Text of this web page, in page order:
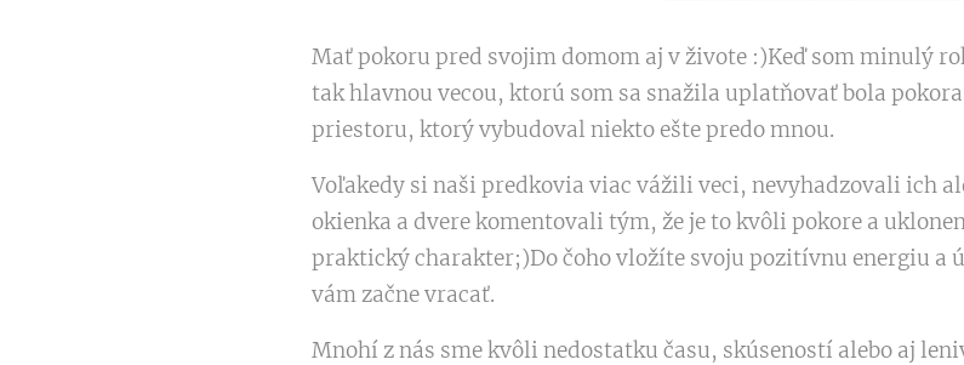
Mať pokoru pred svojim domom aj v živote :)Keď som minulý
tak hlavnou vecou, ktorú som sa snažila uplatňovať bola
priestoru, ktorý vybudoval niekto ešte predo mnou.
Voľakedy si naši predkovia viac vážili veci, nevyhadzovali ich
okienka a dvere komentovali tým, že je to kvôli pokore a
praktický charakter;)Do čoho vložíte svoju pozitívnu energiu a
vám začne vracať.
Mnohí z nás sme kvôli nedostatku času, skúseností alebo aj